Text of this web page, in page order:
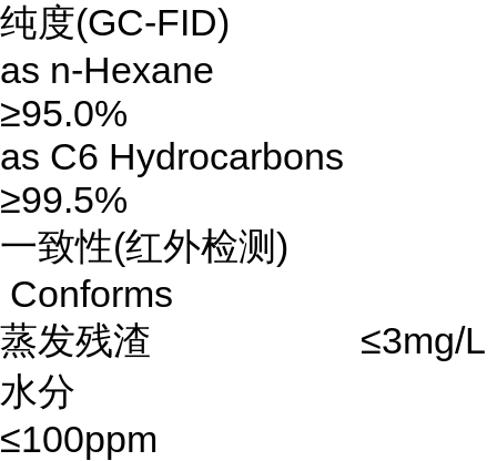
纯度(GC-FID)
as n-Hexane
≥95.0%
as C6 Hydrocarbons
≥99.5%
一致性(红外检测)
Conforms
蒸发残渣 ≤3mg/L
水分
≤100ppm